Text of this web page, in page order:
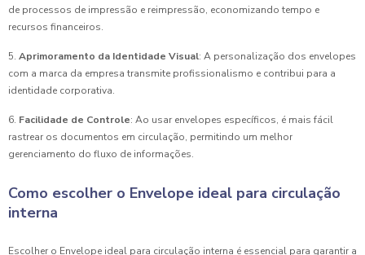
de processos de impressão e reimpressão, economizando tempo e
recursos financeiros.
5. Aprimoramento da Identidade Visual: A personalização dos envelopes
com a marca da empresa transmite profissionalismo e contribui para a
identidade corporativa.
6. Facilidade de Controle: Ao usar envelopes específicos, é mais fácil
rastrear os documentos em circulação, permitindo um melhor
gerenciamento do fluxo de informações.
Como escolher o Envelope ideal para circulação
interna
Escolher o Envelope ideal para circulação interna é essencial para garantir a